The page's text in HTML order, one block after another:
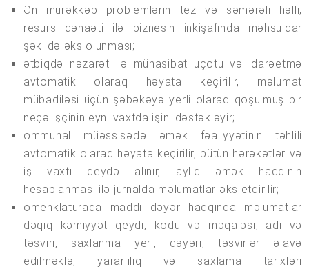
Ən mürəkkəb problemlərin tez və səmərəli həlli,
resurs qənaəti ilə biznesin inkişafında məhsuldar
şəkildə əks olunması;
ətbiqdə nəzarət ilə mühasibat uçotu və idarəetmə
avtomatik olaraq həyata keçirilir, məlumat
mübadiləsi üçün şəbəkəyə yerli olaraq qoşulmuş bir
neçə işçinin eyni vaxtda işini dəstəkləyir;
ommunal müəssisədə əmək fəaliyyətinin təhlili
avtomatik olaraq həyata keçirilir, bütün hərəkətlər və
iş vaxtı qeydə alınır, aylıq əmək haqqının
hesablanması ilə jurnalda məlumatlar əks etdirilir;
omenklaturada maddi dəyər haqqında məlumatlar
dəqiq kəmiyyət qeydi, kodu və məqaləsi, adı və
təsviri, saxlanma yeri, dəyəri, təsvirlər əlavə
edilməklə, yararlılıq və saxlama tarixləri